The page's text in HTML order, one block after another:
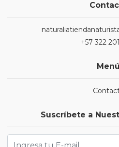
+57 322
Menú
Suscríbete a